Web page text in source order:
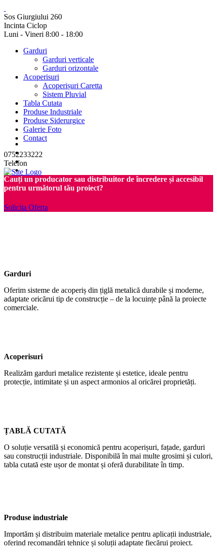
Sos Giurgiului 260
Incinta Ciclop
Luni - Vineri 8:00 - 18:00
Garduri
Garduri verticale
Garduri orizontale
Acoperisuri
Acoperișuri Caretta
Sistem Pluvial
Tabla Cutata
Produse Industriale
Produse Siderurgice
Galerie Foto
Contact
0752233222
Telefon
Cauți un producator sau distribuitor de încredere și accesibil
pentru următorul tău proiect?
Solicita Oferta
Garduri
Oferim sisteme de acoperiș din țiglă metalică durabile și moderne,
adaptate oricărui tip de construcție – de la locuințe până la proiecte
comerciale.
Acoperisuri
Realizăm garduri metalice rezistente și estetice, ideale pentru
protecție, intimitate și un aspect armonios al oricărei proprietăți.
ȚABLĂ CUTATĂ
O soluție versatilă și economică pentru acoperișuri, fațade, garduri
sau construcții industriale. Disponibilă în mai multe grosimi și culori,
tabla cutată este ușor de montat și oferă durabilitate în timp.
Produse industriale
Importăm și distribuim materiale metalice pentru aplicații industriale,
oferind recomandări tehnice și soluții adaptate fiecărui proiect.